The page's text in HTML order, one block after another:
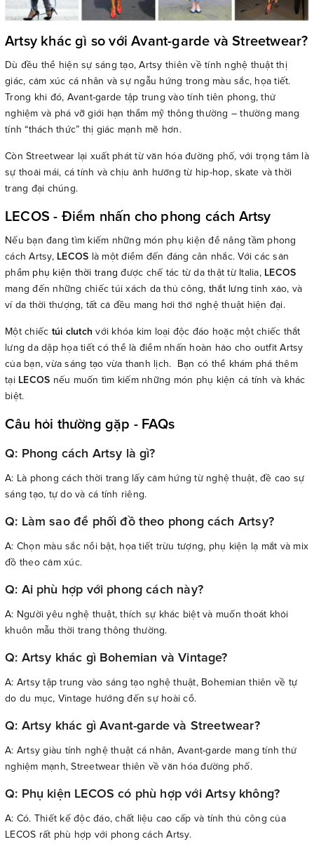
Artsy khác gì so với Avant-garde và Streetwear?
Dù đều thể hiện sự sáng tạo, Artsy thiên về tính nghệ thuật thị
giác, cảm xúc cá nhân và sự ngẫu hứng trong màu sắc, họa tiết.
Trong khi đó, Avant-garde tập trung vào tính tiên phong, thử
nghiệm và phá vỡ giới hạn thẩm mỹ thông thường – thường mang
tính “thách thức” thị giác mạnh mẽ hơn.
Còn Streetwear lại xuất phát từ văn hóa đường phố, với trọng tâm là
sự thoải mái, cá tính và chịu ảnh hưởng từ hip-hop, skate và thời
trang đại chúng.
LECOS - Điểm nhấn cho phong cách Artsy
Nếu bạn đang tìm kiếm những món phụ kiện để nâng tầm phong
cách Artsy, LECOS là một điểm đến đáng cân nhắc. Với các sản
phẩm phụ kiện thời trang được chế tác từ da thật từ Italia, LECOS
mang đến những chiếc túi xách da thủ công, thắt lưng tinh xảo, và
ví da thời thượng, tất cả đều mang hơi thở nghệ thuật hiện đại.
Một chiếc túi clutch với khóa kim loại độc đáo hoặc một chiếc thắt
lưng da dập họa tiết có thể là điểm nhấn hoàn hảo cho outfit Artsy
của bạn, vừa sáng tạo vừa thanh lịch. Bạn có thể khám phá thêm
tại LECOS nếu muốn tìm kiếm những món phụ kiện cá tính và khác
biệt.
Câu hỏi thường gặp - FAQs
Q: Phong cách Artsy là gì?
A: Là phong cách thời trang lấy cảm hứng từ nghệ thuật, đề cao sự
sáng tạo, tự do và cá tính riêng.
Q: Làm sao để phối đồ theo phong cách Artsy?
A: Chọn màu sắc nổi bật, họa tiết trừu tượng, phụ kiện lạ mắt và mix
đồ theo cảm xúc.
Q: Ai phù hợp với phong cách này?
A: Người yêu nghệ thuật, thích sự khác biệt và muốn thoát khỏi
khuôn mẫu thời trang thông thường.
Q: Artsy khác gì Bohemian và Vintage?
A: Artsy tập trung vào sáng tạo nghệ thuật, Bohemian thiên về tự
do du mục, Vintage hướng đến sự hoài cổ.
Q: Artsy khác gì Avant-garde và Streetwear?
A: Artsy giàu tính nghệ thuật cá nhân, Avant-garde mang tính thử
nghiệm mạnh, Streetwear thiên về văn hóa đường phố.
Q: Phụ kiện LECOS có phù hợp với Artsy không?
A: Có. Thiết kế độc đáo, chất liệu cao cấp và tính thủ công của
LECOS rất phù hợp với phong cách Artsy.